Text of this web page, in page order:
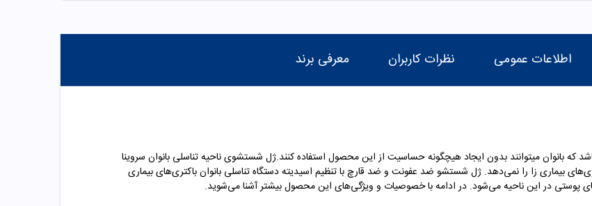
اطلاعات عمومی نظرات کاربران معرفی برند
که بانوان میتوانند بدون ایجاد هیچگونه حساسیت از این محصول استفاده کنند.ژل شستشوی ناحیه تناسلی بانوان سروینا
بیماری زا را نمی‌دهد. ژل شستشو ضد عفونت و ضد قارچ با تنظیم اسیدیته دستگاه تناسلی بانوان باکتری‌های بیماری
پوستی در این ناحیه می‌شود. در ادامه با خصوصیات و ویژگی‌های این محصول بیشتر آشنا می‌شوید.